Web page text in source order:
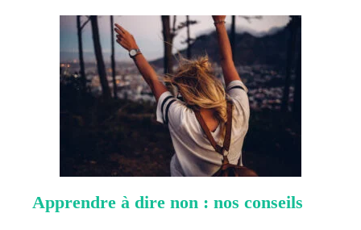
Apprendre à dire non : nos conseils